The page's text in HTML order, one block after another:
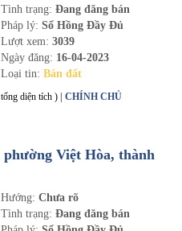
Tình trạng: Đang đăng bán
Pháp lý: Sổ Hồng Đầy Đủ
Lượt xem: 3039
Ngày đăng: 16-04-2023
Loại tin: Bán đất
diện tích ) | CHÍNH CHỦ
Việt Hòa, thành
Hướng: Chưa rõ
Tình trạng: Đang đăng bán